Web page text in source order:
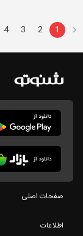
1
2
3
4
صفحات اصلی
اطلاعات